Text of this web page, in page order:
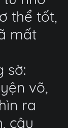
thể tốt,
mất
sờ:
võ,
ra
cậu